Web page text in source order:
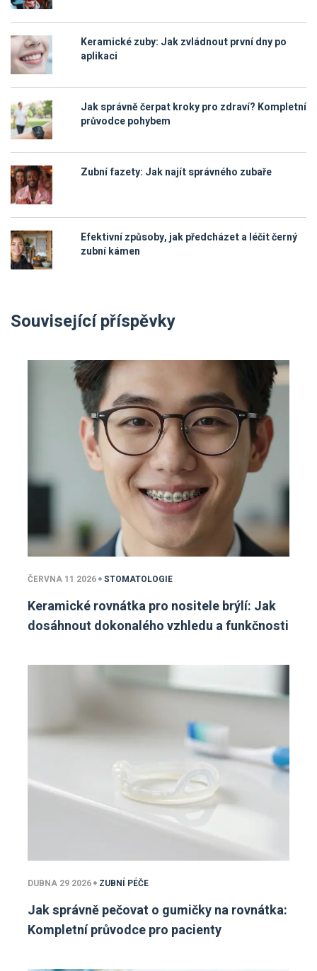
Keramické zuby: Jak zvládnout první dny po
aplikaci
Jak správně čerpat kroky pro zdraví? Kompletní
průvodce pohybem
Zubní fazety: Jak najít správného zubaře
Efektivní způsoby, jak předcházet a léčit černý
zubní kámen
Související příspěvky
ČERVNA 11 2026 STOMATOLOGIE
Keramické rovnátka pro nositele brýlí: Jak
dosáhnout dokonalého vzhledu a funkčnosti
DUBNA 29 2026 ZUBNÍ PÉČE
Jak správně pečovat o gumičky na rovnátka:
Kompletní průvodce pro pacienty